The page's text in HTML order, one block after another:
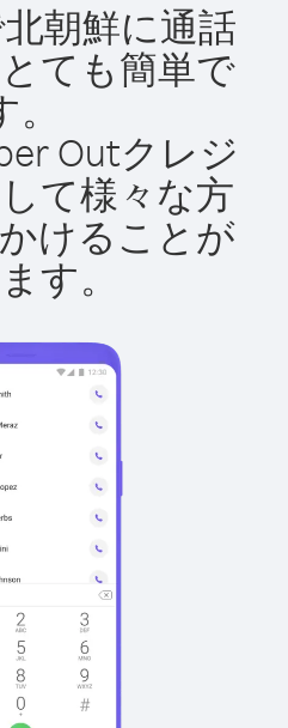
朝鮮に通話
ても簡単で
Outクレジ
て様々な方
けることが
す。